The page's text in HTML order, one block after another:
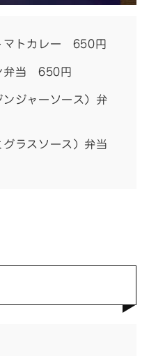
マトカレー 650円
弁当 650円
ジャーソース）弁
グラスソース）弁当